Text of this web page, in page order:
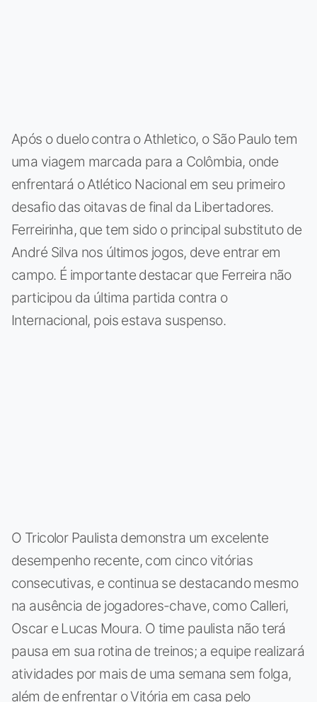
Após o duelo contra o Athletico, o São Paulo tem
uma viagem marcada para a Colômbia, onde
enfrentará o Atlético Nacional em seu primeiro
desafio das oitavas de final da Libertadores.
Ferreirinha, que tem sido o principal substituto de
André Silva nos últimos jogos, deve entrar em
campo. É importante destacar que Ferreira não
participou da última partida contra o
Internacional, pois estava suspenso.
O Tricolor Paulista demonstra um excelente
desempenho recente, com cinco vitórias
consecutivas, e continua se destacando mesmo
na ausência de jogadores-chave, como Calleri,
Oscar e Lucas Moura. O time paulista não terá
pausa em sua rotina de treinos; a equipe realizará
atividades por mais de uma semana sem folga,
além de enfrentar o Vitória em casa pelo